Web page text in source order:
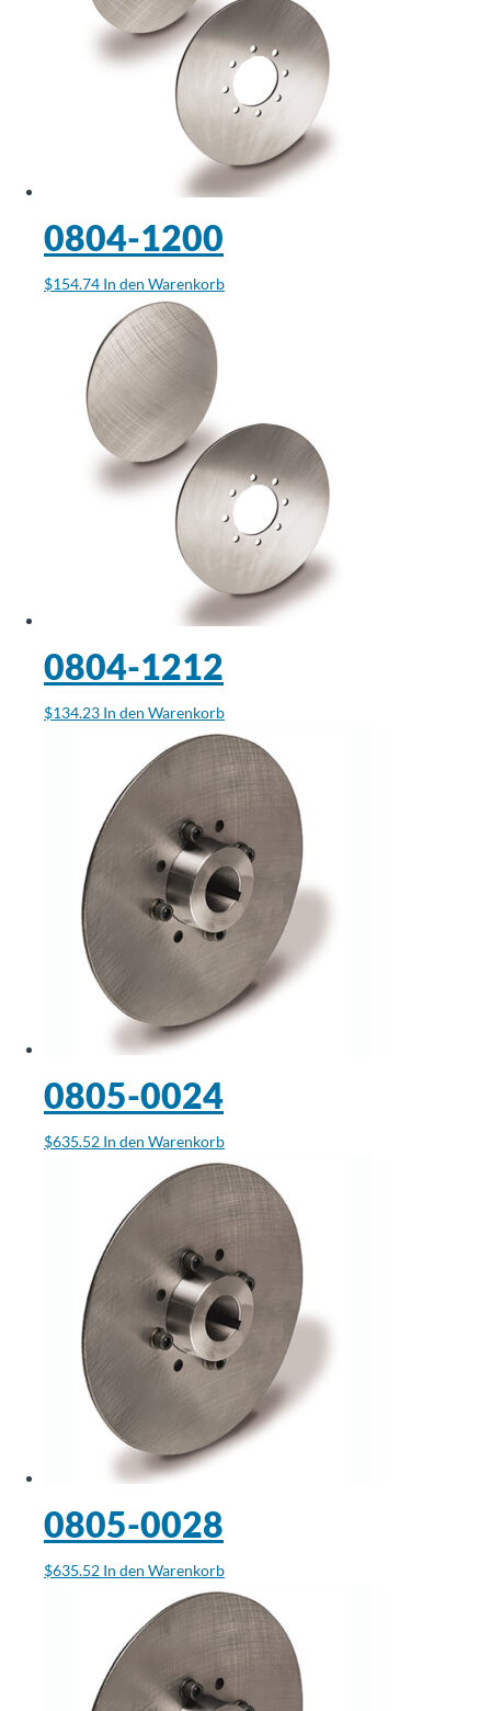
0804-1200
$154.74 In den Warenkorb
0804-1212
$134.23 In den Warenkorb
0805-0024
$635.52 In den Warenkorb
0805-0028
$635.52 In den Warenkorb
Neuigkeiten &
Veranstaltungen